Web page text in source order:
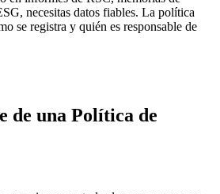
necesitas datos fiables. La política
se registra y quién es responsable de
de una Política de